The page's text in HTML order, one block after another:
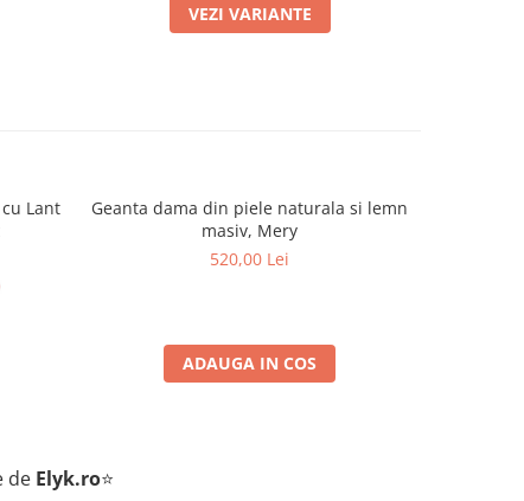
VEZI VARIANTE
Lant
Geanta dama din piele naturala si lemn
masiv, Mery
520,00 Lei
ADAUGA IN COS
de Elyk.ro⭐